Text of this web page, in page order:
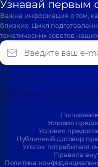
Узнавай первым
Важна информация о том,
близких. Цикл
тематических советов
Условия
Условия
Публичный договор
Уголок потребителя
Правила
Политика